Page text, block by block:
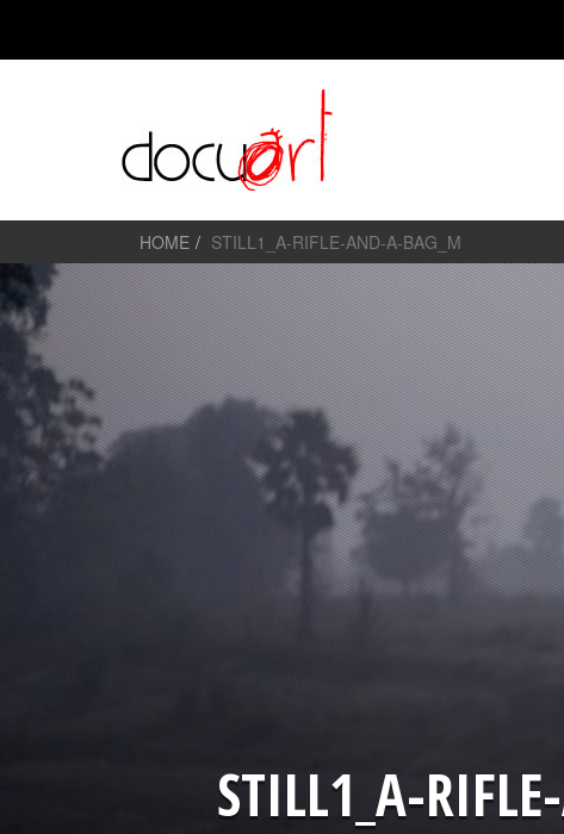
HOME STILL1_A-RIFLE-AND-A-BAG_M
STILL1_A-